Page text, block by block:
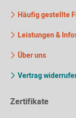
Häufig gestellte
Leistungen &
Über uns
Vertrag
Zertifikate